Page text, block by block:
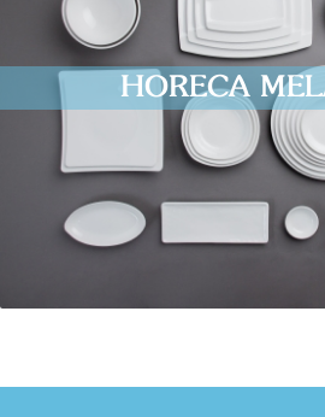
HORECA